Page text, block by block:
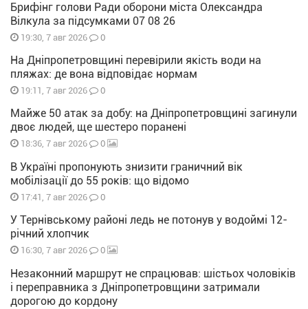
Брифінг голови Ради оборони міста Олександра
Вілкула за підсумками 07 08 26
19:30, 7 авг 2026 0
На Дніпропетровщині перевірили якість води на
пляжах: де вона відповідає нормам
19:11, 7 авг 2026 0
Майже 50 атак за добу: на Дніпропетровщині загинули
двоє людей, ще шестеро поранені
18:36, 7 авг 2026 0
В Україні пропонують знизити граничний вік
мобілізації до 55 років: що відомо
17:41, 7 авг 2026 0
У Тернівському районі ледь не потонув у водоймі 12-
річний хлопчик
16:30, 7 авг 2026 0
Незаконний маршрут не спрацював: шістьох чоловіків
і переправника з Дніпропетровщини затримали
дорогою до кордону